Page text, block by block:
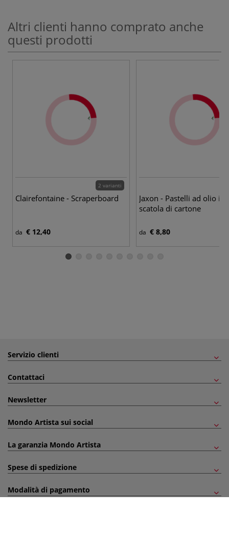
Altri clienti hanno comprato anche
questi prodotti
2 varianti
Clairefontaine - Scraperboard
da € 12,40
Jaxon - Pastelli ad olio in
scatola di cartone
da € 8,80
Servizio clienti
Contattaci
Newsletter
Mondo Artista sui social
La garanzia Mondo Artista
Spese di spedizione
Modalità di pagamento